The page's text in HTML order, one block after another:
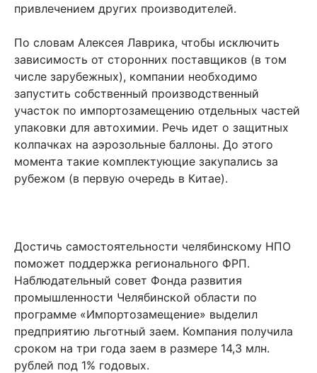
привлечением других производителей.
По словам Алексея Лаврика, чтобы исключить
зависимость от сторонних поставщиков (в том
числе зарубежных), компании необходимо
запустить собственный производственный
участок по импортозамещению отдельных частей
упаковки для автохимии. Речь идет о защитных
колпачках на аэрозольные баллоны. До этого
момента такие комплектующие закупались за
рубежом (в первую очередь в Китае).
Достичь самостоятельности челябинскому НПО
поможет поддержка регионального ФРП.
Наблюдательный совет Фонда развития
промышленности Челябинской области по
программе «Импортозамещение» выделил
предприятию льготный заем. Компания получила
сроком на три года заем в размере 14,3 млн.
рублей под 1% годовых.